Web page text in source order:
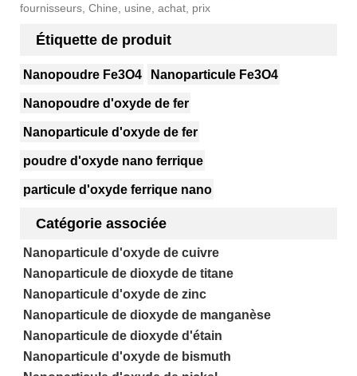
fournisseurs, Chine, usine, achat, prix
Étiquette de produit
Nanopoudre Fe3O4 Nanoparticule Fe3O4
Nanopoudre d'oxyde de fer
Nanoparticule d'oxyde de fer
poudre d'oxyde nano ferrique
particule d'oxyde ferrique nano
Catégorie associée
Nanoparticule d'oxyde de cuivre
Nanoparticule de dioxyde de titane
Nanoparticule d'oxyde de zinc
Nanoparticule de dioxyde de manganèse
Nanoparticule de dioxyde d'étain
Nanoparticule d'oxyde de bismuth